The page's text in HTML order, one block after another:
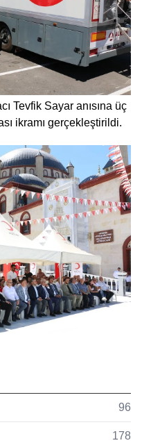
Tevfik Sayar anısına üç
ikramı gerçekleştirildi.
96
178